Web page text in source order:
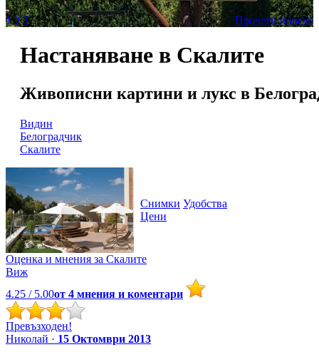
Прочети повече
1 2 3
Настаняване в Скалите
Живописни картини и лукс в
Видин
Белоградчик
Скалите
Снимки Удобства
Цени
Оценка и мнения за Скалите
Виж
4.25 / 5.00от 4 мнения и коментари
Превъзходен!
Николай · 15 Октомври 2013